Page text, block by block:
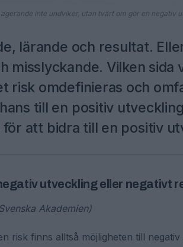
inte undviker, utan tvärt om gör en negativ
lärande och resultat.
misslyckande. Vilken sida
risk omdefinieras och
till en positiv
att bidra till en positiv
utveckling eller negativt
Akademien)
risk finns alltså möjligheten till